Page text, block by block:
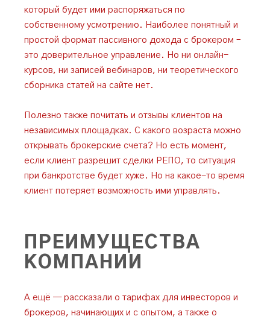
который будет ими распоряжаться по
собственному усмотрению. Наиболее понятный и
простой формат пассивного дохода с брокером –
это доверительное управление. Но ни онлайн-
курсов, ни записей вебинаров, ни теоретического
сборника статей на сайте нет.
Полезно также почитать и отзывы клиентов на
независимых площадках. С какого возраста можно
открывать брокерские счета? Но есть момент,
если клиент разрешит сделки РЕПО, то ситуация
при банкротстве будет хуже. Но на какое-то время
клиент потеряет возможность ими управлять.
ПРЕИМУЩЕСТВА
КОМПАНИИ
А ещё — рассказали о тарифах для инвесторов и
брокеров, начинающих и с опытом, а также о